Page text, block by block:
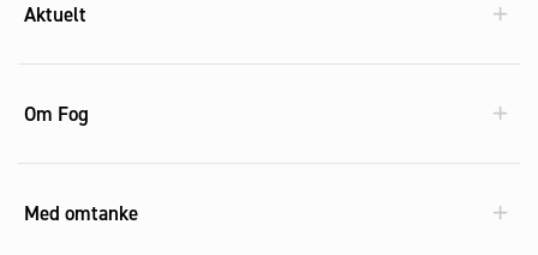
Aktuelt
Om Fog
Med omtanke